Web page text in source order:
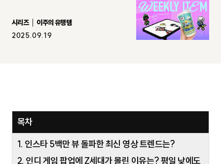
시리즈
이주의 유행템
2025.09.19
목차
1. 인스타 5백만 뷰 돌파한 최신 영상 트렌드는?
2. 인디 게임 팝업에 Z세대가 몰린 이유는? 평일 낮에도